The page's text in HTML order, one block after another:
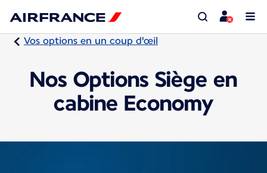
Vos options en un coup d'œil
Nos Options Siège en
cabine Economy